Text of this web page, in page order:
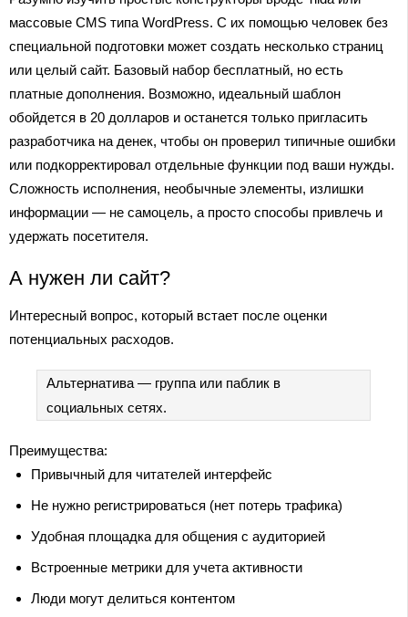
массовые CMS типа WordPress. С их помощью человек без
специальной подготовки может создать несколько страниц
или целый сайт. Базовый набор бесплатный, но есть
платные дополнения. Возможно, идеальный шаблон
обойдется в 20 долларов и останется только пригласить
разработчика на денек, чтобы он проверил типичные ошибки
или подкорректировал отдельные функции под ваши нужды.
Сложность исполнения, необычные элементы, излишки
информации — не самоцель, а просто способы привлечь и
удержать посетителя.
А нужен ли сайт?
Интересный вопрос, который встает после оценки
потенциальных расходов.
Альтернатива — группа или паблик в
социальных сетях.
Преимущества:
Привычный для читателей интерфейс
Не нужно регистрироваться (нет потерь трафика)
Удобная площадка для общения с аудиторией
Встроенные метрики для учета активности
Люди могут делиться контентом